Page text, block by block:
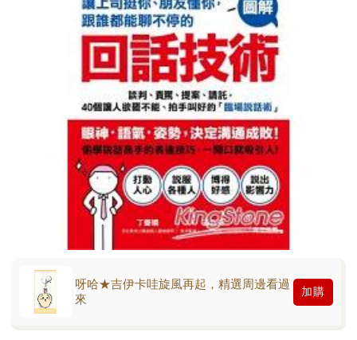
呀哈★吉伊卡哇旋風再起，精選周邊看過
來
加購